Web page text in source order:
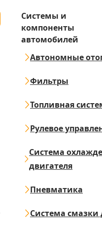
Системы и
компоненты
автомобилей
Автономные
Фильтры
Топливная
Рулевое
Система
двигателя
Пневматика
Система смазки